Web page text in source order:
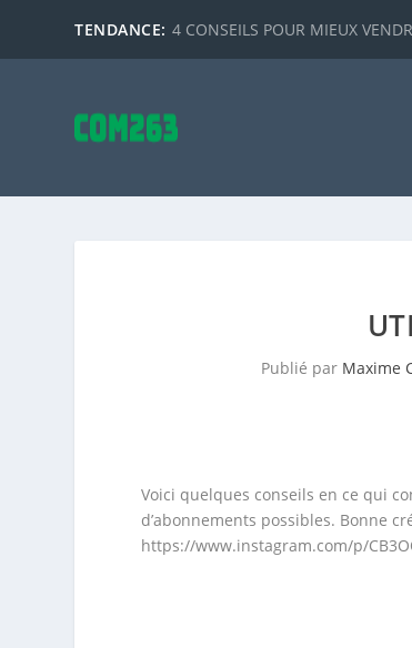
TENDANCE: 4 CONSEILS POUR MIEUX
Publié par Maxime
Voici quelques conseils en ce qui
d’abonnements possibles. Bonne
https://www.instagram.com/p/